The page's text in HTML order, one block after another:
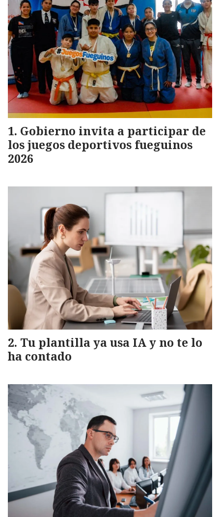
Gobierno invita a participar de
los juegos deportivos fueguinos
2026
Tu plantilla ya usa IA y no te lo
ha contado